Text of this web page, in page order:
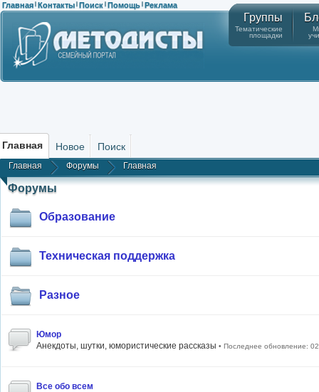
Главная | Контакты | Поиск | Помощь | Реклама
Группы
Тематические
площадки
Главная Новое Поиск
Главная Форумы Главная
Форумы
Образование
Техническая поддержка
Разное
Юмор
Анекдоты, шутки, юмористические рассказы • Последнее обновление:
Все обо всем